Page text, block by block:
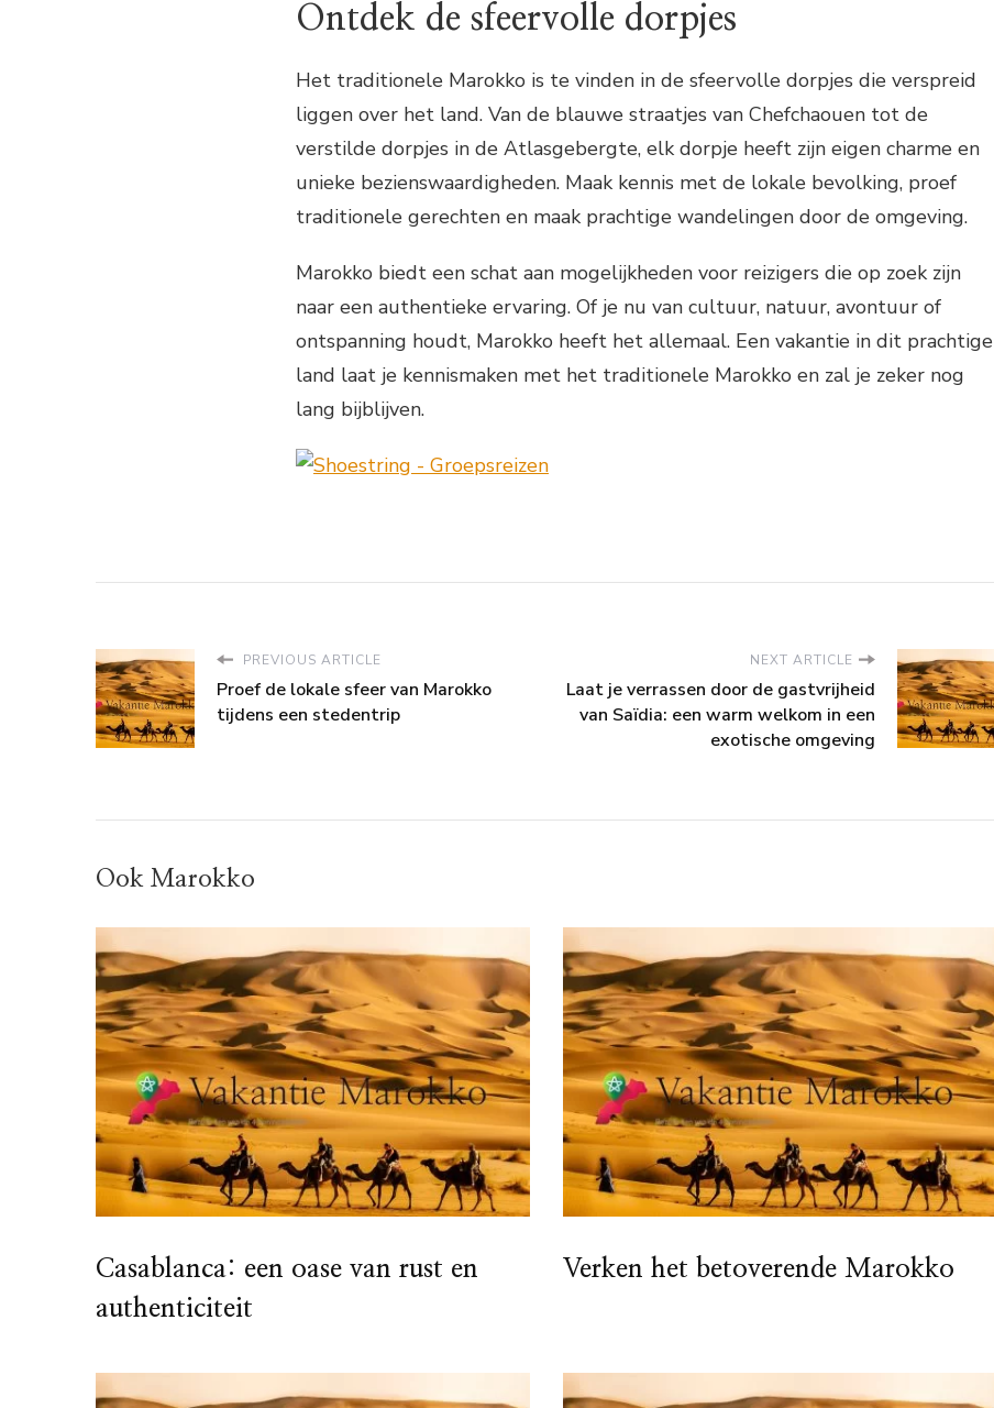
Ontdek de sfeervolle dorpjes
Het traditionele Marokko is te vinden in de sfeervolle dorpjes die verspreid
liggen over het land. Van de blauwe straatjes van Chefchaouen tot de
verstilde dorpjes in de Atlasgebergte, elk dorpje heeft zijn eigen charme en
unieke bezienswaardigheden. Maak kennis met de lokale bevolking, proef
traditionele gerechten en maak prachtige wandelingen door de omgeving.
Marokko biedt een schat aan mogelijkheden voor reizigers die op zoek zijn
naar een authentieke ervaring. Of je nu van cultuur, natuur, avontuur of
ontspanning houdt, Marokko heeft het allemaal. Een vakantie in dit prachtige
land laat je kennismaken met het traditionele Marokko en zal je zeker nog
lang bijblijven.
PREVIOUS ARTICLE
Proef de lokale sfeer van Marokko
tijdens een stedentrip
NEXT ARTICLE
Laat je verrassen door de gastvrijheid
van Saïdia: een warm welkom in een
exotische omgeving
Ook Marokko
Casablanca: een oase van rust en
authenticiteit
Verken het betoverende Marokko